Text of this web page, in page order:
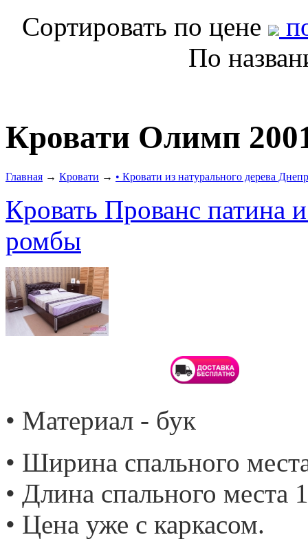
Сортировать по цене
По
Кровати Олимп
Главная → Кровати → • Кровати из натурального дерева Днепр
Кровать Прованс патина
ромбы
• Материал - бук
• Ширина спального
• Длина спального места
• Цена уже с каркасом.